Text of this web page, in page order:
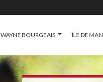
WAYNE BOURGEAIS ÎLE DE MAN